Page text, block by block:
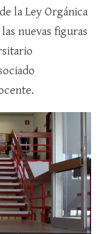
la Ley Orgánica
nuevas figuras